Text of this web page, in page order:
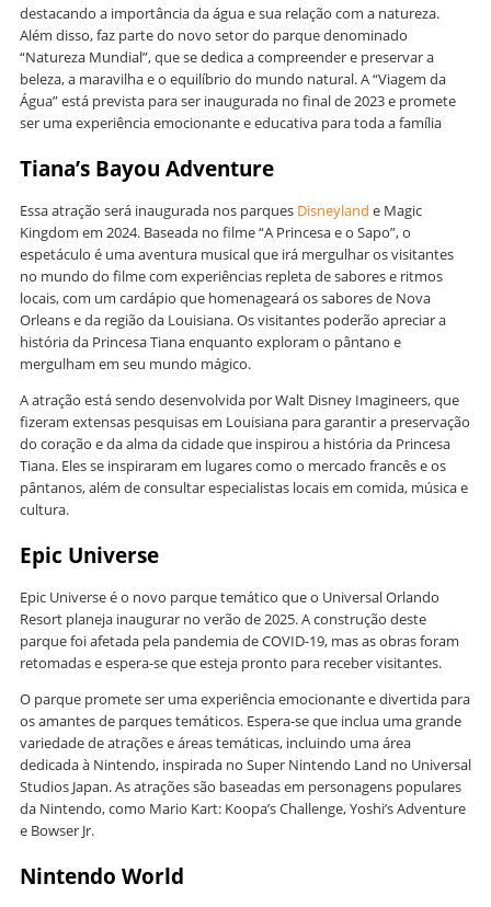
destacando a importância da água e sua relação com a natureza.
Além disso, faz parte do novo setor do parque denominado
“Natureza Mundial”, que se dedica a compreender e preservar a
beleza, a maravilha e o equilíbrio do mundo natural. A “Viagem da
Água” está prevista para ser inaugurada no final de 2023 e promete
ser uma experiência emocionante e educativa para toda a família
Tiana’s Bayou Adventure
Essa atração será inaugurada nos parques Disneyland e Magic
Kingdom em 2024. Baseada no filme “A Princesa e o Sapo”, o
espetáculo é uma aventura musical que irá mergulhar os visitantes
no mundo do filme com experiências repleta de sabores e ritmos
locais, com um cardápio que homenageará os sabores de Nova
Orleans e da região da Louisiana. Os visitantes poderão apreciar a
história da Princesa Tiana enquanto exploram o pântano e
mergulham em seu mundo mágico.
A atração está sendo desenvolvida por Walt Disney Imagineers, que
fizeram extensas pesquisas em Louisiana para garantir a preservação
do coração e da alma da cidade que inspirou a história da Princesa
Tiana. Eles se inspiraram em lugares como o mercado francês e os
pântanos, além de consultar especialistas locais em comida, música e
cultura.
Epic Universe
Epic Universe é o novo parque temático que o Universal Orlando
Resort planeja inaugurar no verão de 2025. A construção deste
parque foi afetada pela pandemia de COVID-19, mas as obras foram
retomadas e espera-se que esteja pronto para receber visitantes.
O parque promete ser uma experiência emocionante e divertida para
os amantes de parques temáticos. Espera-se que inclua uma grande
variedade de atrações e áreas temáticas, incluindo uma área
dedicada à Nintendo, inspirada no Super Nintendo Land no Universal
Studios Japan. As atrações são baseadas em personagens populares
da Nintendo, como Mario Kart: Koopa’s Challenge, Yoshi’s Adventure
e Bowser Jr.
Nintendo World